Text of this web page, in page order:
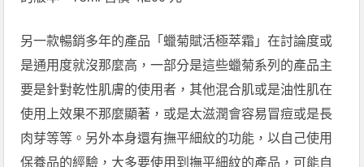
另一款暢銷多年的產品「蠟菊賦活極萃霜」在討論度或
是通用度就沒那麼高，一部分是這些蠟菊系列的產品主
要是針對乾性肌膚的使用者，其他混合肌或是油性肌在
使用上效果不那麼顯著，或是太滋潤會容易冒痘或是長
肉芽等等。另外本身還有撫平細紋的功能，以自己使用
保養品的經驗，大多要使用到撫平細紋的產品，可能自